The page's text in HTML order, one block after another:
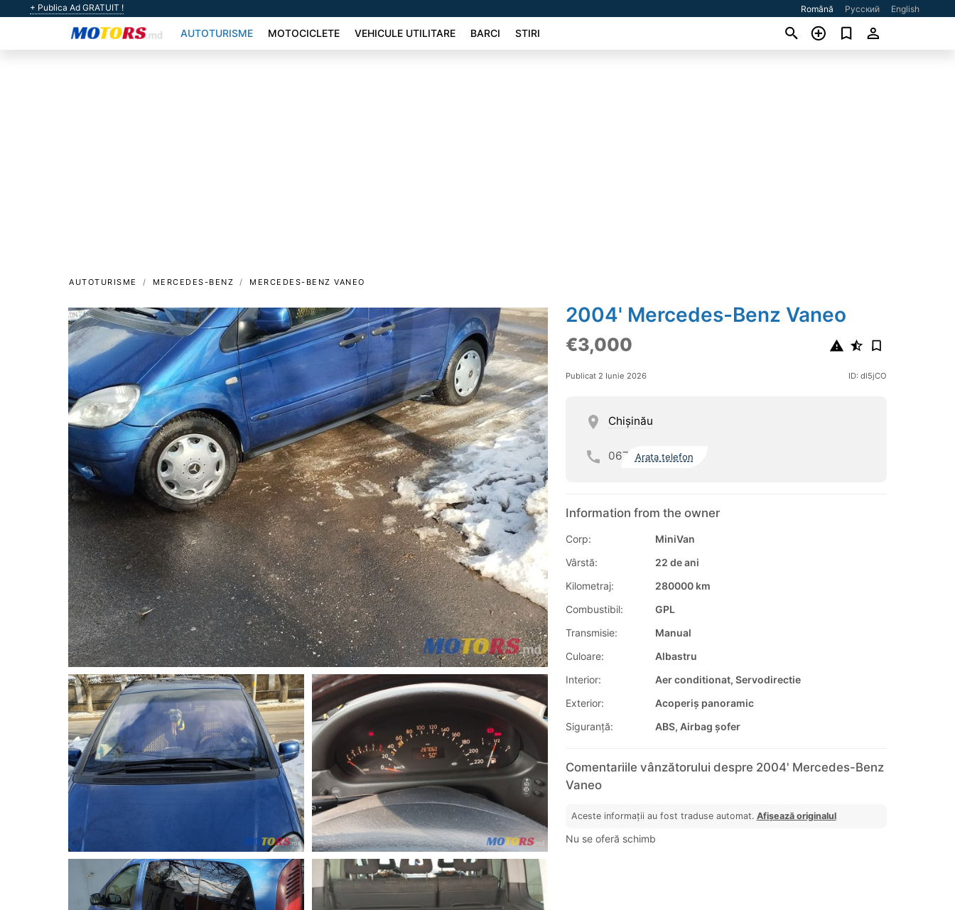
+ Publica Ad GRATUIT ! Română Русский English
AUTOTURISME MOTOCICLETE VEHICULE UTILITARE BARCI STIRI
AUTOTURISME MERCEDES-BENZ MERCEDES-BENZ VANEO
2004' Mercedes-Benz Vaneo
€3,000
Publicat 2 Iunie 2026 ID: dl5jCO
Chişinău
067 Arata telefon
Information from the owner
Corp:
MiniVan
Vârstă:
22 de ani
Kilometraj:
280000 km
Combustibil:
GPL
Transmisie:
Manual
Culoare:
Albastru
Interior:
Aer conditionat, Servodirectie
Exterior:
Acoperiș panoramic
Siguranţă:
ABS, Airbag șofer
Comentariile vânzătorului despre 2004' Mercedes-Benz
Vaneo
Aceste informații au fost traduse automat. Afișează originalul
Nu se oferă schimb